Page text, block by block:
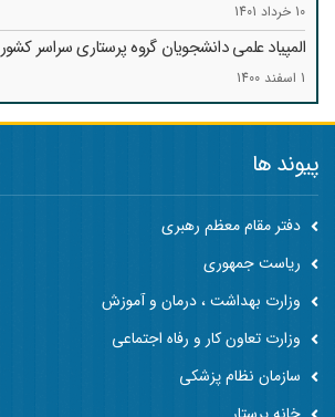
10 خرداد 1401
المپیاد علمی دانشجویان گروه پرستاری سراسر کشور
1 اسفند 1400
پیوند ها
دفتر مقام معظم رهبری
ریاست جمهوری
وزارت بهداشت ، درمان و آموزش
وزارت تعاون کار و رفاه اجتماعی
سازمان نظام پزشکی